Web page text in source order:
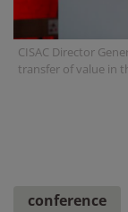
CISAC Director
transfer of value in
conference